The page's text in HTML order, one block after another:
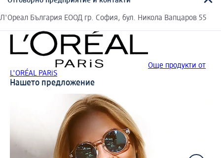
Л'Ореал България ЕООД гр. София, бул. Никола Вапцаров 55
Още продукти от
L'ORÉAL PARiS
Нашето предложение